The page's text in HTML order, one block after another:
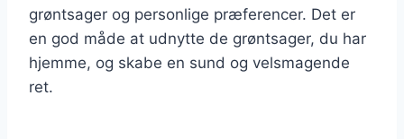
grøntsager og personlige præferencer. Det er
en god måde at udnytte de grøntsager, du har
hjemme, og skabe en sund og velsmagende
ret.